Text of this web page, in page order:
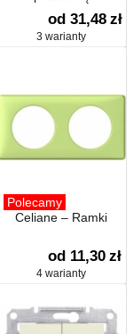
od 31,48 zł
3 warianty
Polecamy
Celiane – Ramki
od 11,30 zł
4 warianty